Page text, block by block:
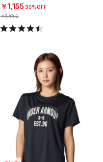
グ/UNISEX）
￥1,155 30%OFF
￥1,650